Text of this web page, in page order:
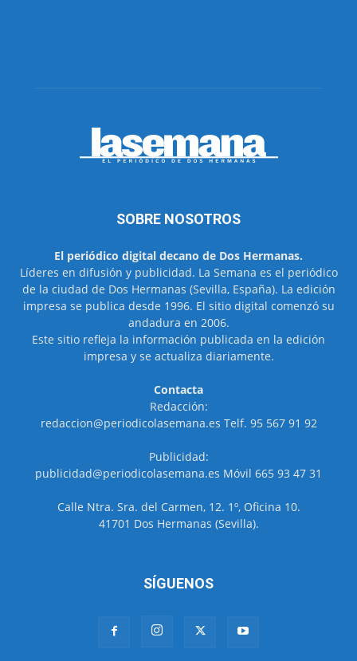
SOBRE NOSOTROS
El periódico digital decano de Dos Hermanas.
Líderes en difusión y publicidad. La Semana es el periódico
de la ciudad de Dos Hermanas (Sevilla, España). La edición
impresa se publica desde 1996. El sitio digital comenzó su
andadura en 2006.
Este sitio refleja la información publicada en la edición
impresa y se actualiza diariamente.
Contacta
Redacción:
redaccion@periodicolasemana.es Telf. 95 567 91 92
Publicidad:
publicidad@periodicolasemana.es Móvil 665 93 47 31
Calle Ntra. Sra. del Carmen, 12. 1º, Oficina 10.
41701 Dos Hermanas (Sevilla).
SÍGUENOS